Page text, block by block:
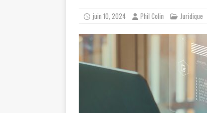
juin 10, 2024 Phil Colin Juridique